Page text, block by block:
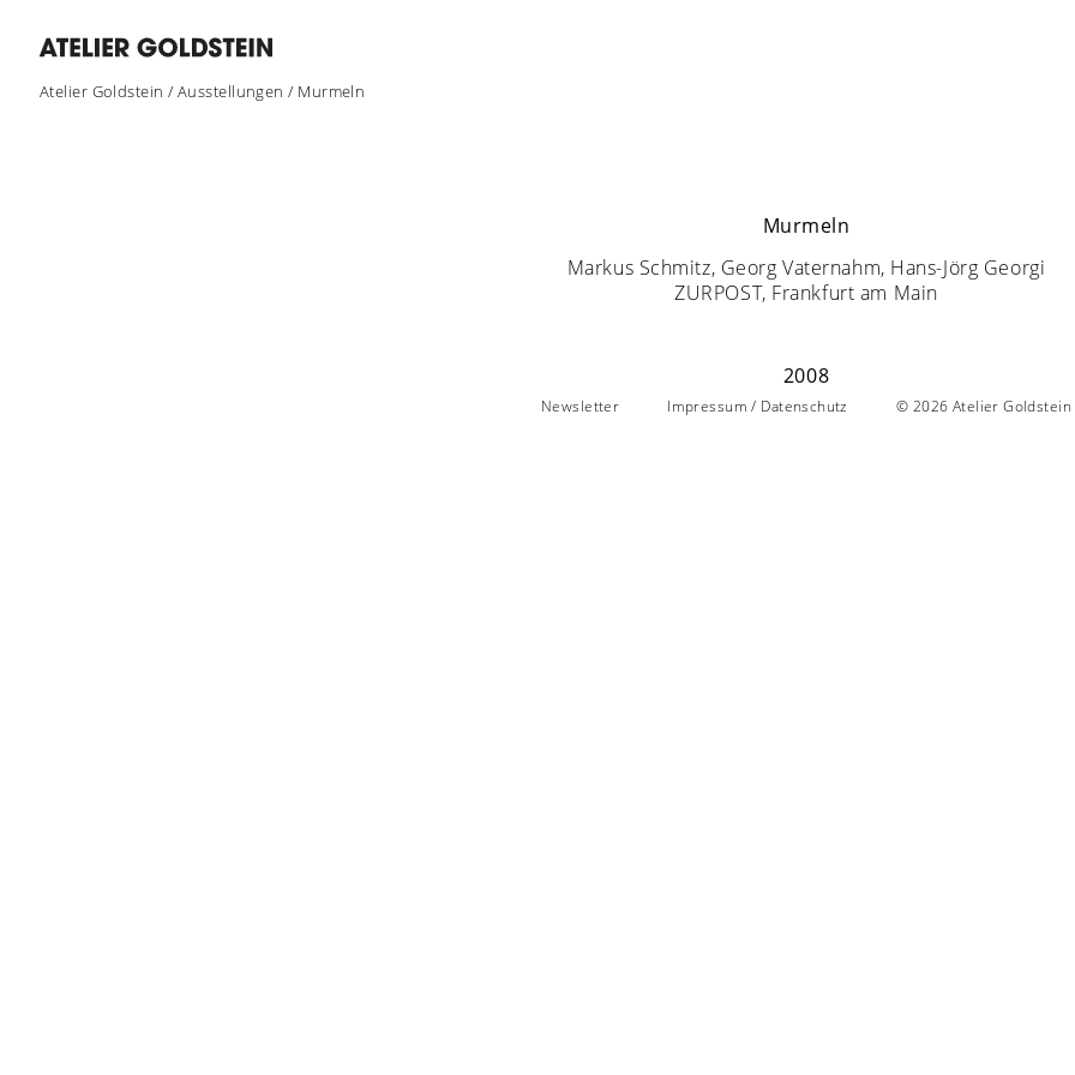
Atelier Goldstein /Ausstellungen / Murmeln
Murmeln
Markus Schmitz, Georg Vaternahm, Hans-Jörg Georgi
ZURPOST, Frankfurt am Main
2008
Newsletter Impressum / Datenschutz © 2026 Atelier Goldstein